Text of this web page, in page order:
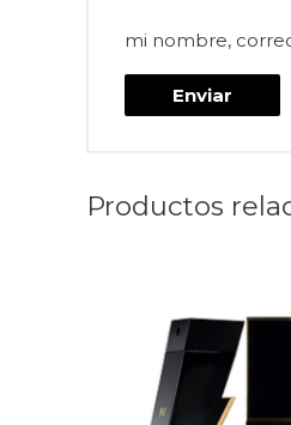
mi nombre,
Productos